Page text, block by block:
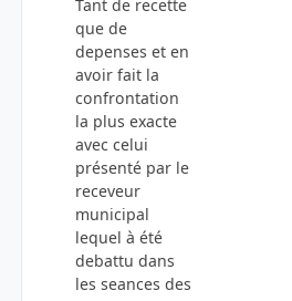
Tant de recette
que de
depenses et en
avoir fait la
confrontation
la plus exacte
avec celui
présenté par le
receveur
municipal
lequel à été
debattu dans
les seances des